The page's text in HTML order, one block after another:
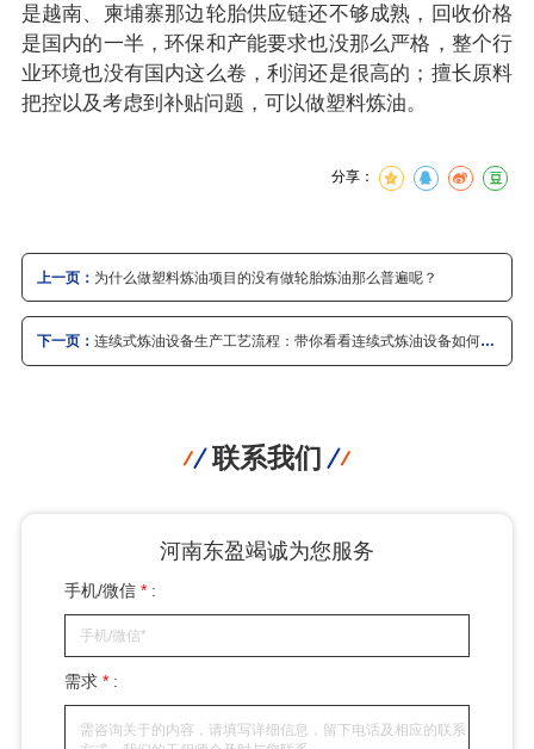
是越南、柬埔寨那边轮胎供应链还不够成熟，回收价格
是国内的一半，环保和产能要求也没那么严格，整个行
业环境也没有国内这么卷，利润还是很高的；擅长原料
把控以及考虑到补贴问题，可以做塑料炼油。
分享：
上一页： 为什么做塑料炼油项目的没有做轮胎炼油那么普遍呢？
下一页： 连续式炼油设备生产工艺流程：带你看看连续式炼油设备如何运
联系我们
河南东盈竭诚为您服务
手机/微信* :
需求* :